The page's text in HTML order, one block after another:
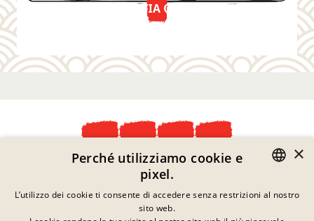
INVIA ORA
Dichiarazione Sulla Privacy
Informazioni Legali
Note Legali
Contatto
GERMAN
×
Perché utilizziamo cookie e
pixel.
L’utilizzo dei cookie ti consente di accedere senza restrizioni al nostro
sito web.